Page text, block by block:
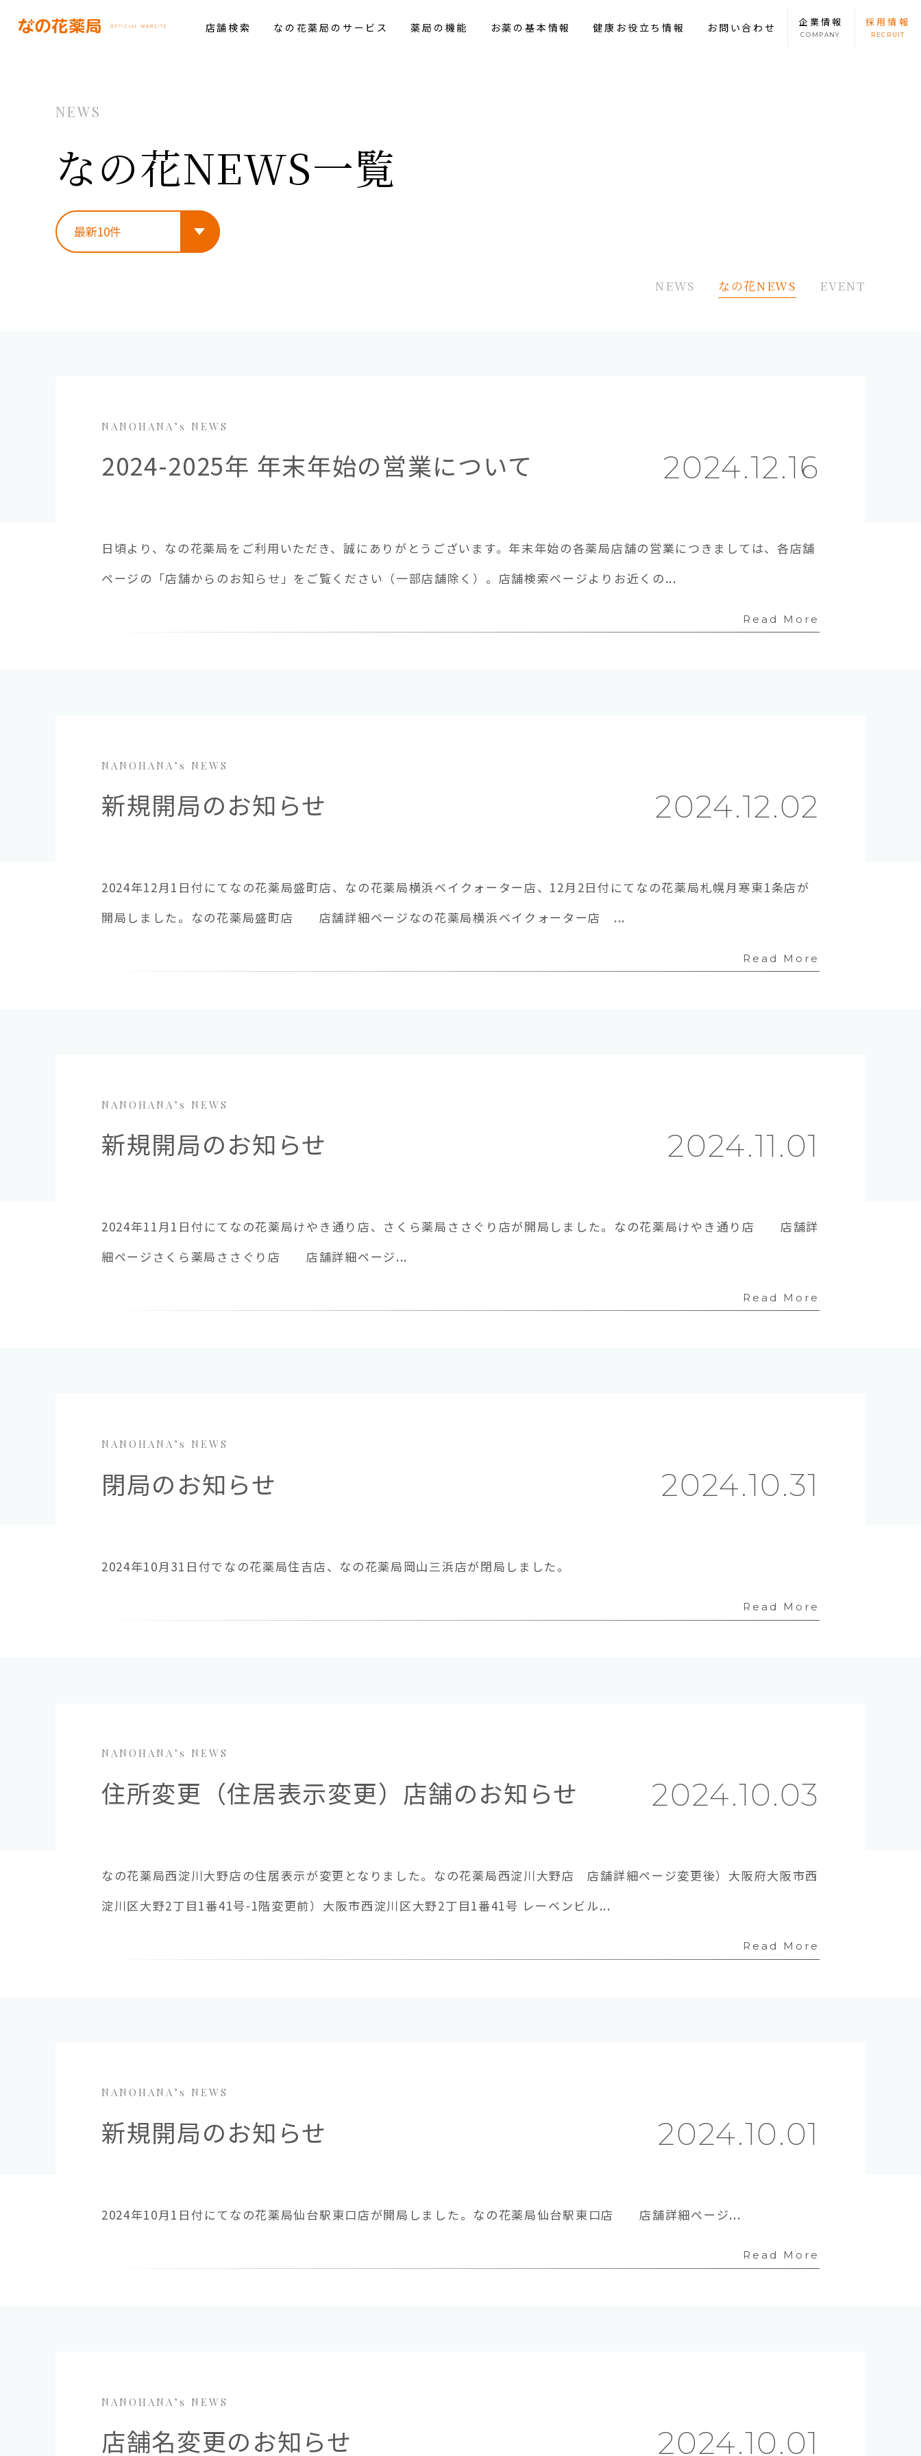
店舗検索 なの花薬局のサービス 薬局の機能 お薬の基本情報 健康お役立ち情報 お問い合わせ 企業情報
COMPANY
採用情報
RECRUIT
NEWS
なの花NEWS一覧
NEWS なの花NEWS EVENT
2024.12.16
NANOHANA’s NEWS
2024-2025年 年末年始の営業について
日頃より、なの花薬局をご利用いただき、誠にありがとうございます。年末年始の各薬局店舗の営業につきましては、各店舗
ページの「店舗からのお知らせ」をご覧ください（一部店舗除く）。店舗検索ページよりお近くの...
Read More
2024.12.02
NANOHANA’s NEWS
新規開局のお知らせ
2024年12月1日付にてなの花薬局盛町店、なの花薬局横浜ベイクォーター店、12月2日付にてなの花薬局札幌月寒東1条店が
開局しました。なの花薬局盛町店 店舗詳細ページなの花薬局横浜ベイクォーター店 ...
Read More
2024.11.01
NANOHANA’s NEWS
新規開局のお知らせ
2024年11月1日付にてなの花薬局けやき通り店、さくら薬局ささぐり店が開局しました。なの花薬局けやき通り店 店舗詳
細ページさくら薬局ささぐり店 店舗詳細ページ...
Read More
2024.10.31
NANOHANA’s NEWS
閉局のお知らせ
2024年10月31日付でなの花薬局住吉店、なの花薬局岡山三浜店が閉局しました。
Read More
2024.10.03
NANOHANA’s NEWS
住所変更（住居表示変更）店舗のお知らせ
なの花薬局西淀川大野店の住居表示が変更となりました。なの花薬局西淀川大野店 店舗詳細ページ変更後）大阪府大阪市西
淀川区大野2丁目1番41号-1階変更前）大阪市西淀川区大野2丁目1番41号 レーベンビル...
Read More
2024.10.01
NANOHANA’s NEWS
新規開局のお知らせ
2024年10月1日付にてなの花薬局仙台駅東口店が開局しました。なの花薬局仙台駅東口店 店舗詳細ページ...
Read More
2024.10.01
NANOHANA’s NEWS
店舗名変更のお知らせ